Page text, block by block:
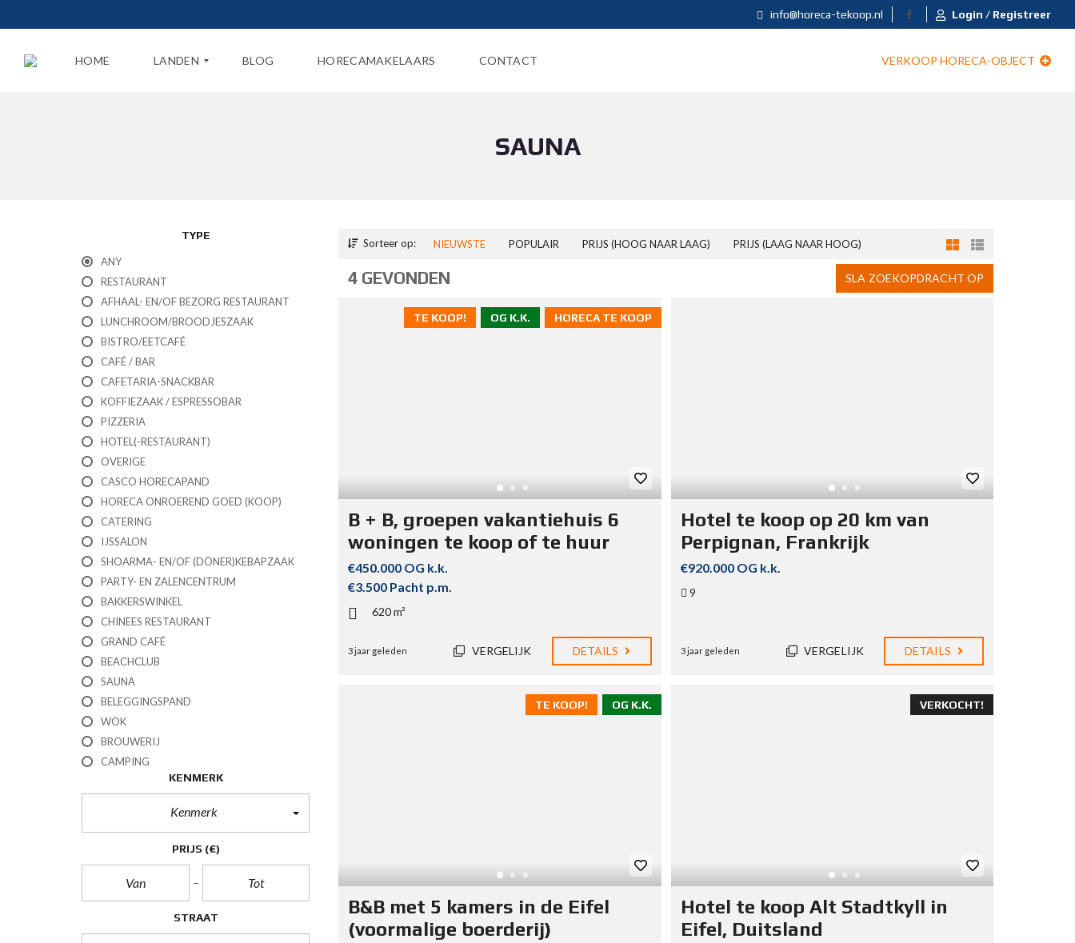
info@horeca-tekoop.nl Login / Registreer
HOME LANDEN
B
E
G
I
E
U
P
BLOG HORECAMAKELAARS CONTACT VERKOOP HORECA-OBJECT
SAUNA
TYPE
ANY
RESTAURANT
AFHAAL- EN/OF BEZORG RESTAURANT
LUNCHROOM/BROODJESZAAK
BISTRO/EETCAFÉ
CAFÉ / BAR
CAFETARIA-SNACKBAR
KOFFIEZAAK / ESPRESSOBAR
PIZZERIA
HOTEL(-RESTAURANT)
OVERIGE
CASCO HORECAPAND
HORECA ONROEREND GOED (KOOP)
CATERING
IJSSALON
SHOARMA- EN/OF (DÖNER)KEBAPZAAK
PARTY- EN ZALENCENTRUM
BAKKERSWINKEL
CHINEES RESTAURANT
GRAND CAFÉ
BEACHCLUB
SAUNA
BELEGGINGSPAND
WOK
BROUWERIJ
CAMPING
KENMERK
Kenmerk
PRIJS (€)
STRAAT
Sorteer op: NIEUWSTE POPULAIR PRIJS (HOOG NAAR LAAG) PRIJS (LAAG NAAR HOOG)
SLA ZOEKOPDRACHT OP
4 GEVONDEN
HORECA TE KOOP
OG K.K.
TE KOOP!
B + B, groepen vakantiehuis 6
woningen te koop of te huur
€450.000 OG k.k.
€3.500 Pacht p.m.
620 m²
3 jaar geleden VERGELIJK DETAILS
Hotel te koop op 20 km van
Perpignan, Frankrijk
€920.000 OG k.k.
9
3 jaar geleden VERGELIJK DETAILS
OG K.K.
TE KOOP!
B&B met 5 kamers in de Eifel
(voormalige boerderij)
VERKOCHT!
Hotel te koop Alt Stadtkyll in
Eifel, Duitsland